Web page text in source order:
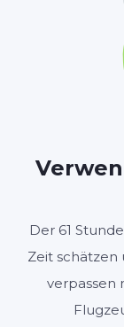
Der 61
Zeit schätzen
verpassen